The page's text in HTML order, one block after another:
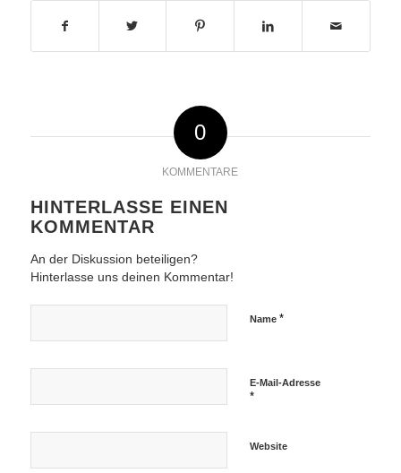
0
KOMMENTARE
HINTERLASSE EINEN
KOMMENTAR
An der Diskussion beteiligen?
Hinterlasse uns deinen Kommentar!
Name *
E-Mail-Adresse
*
Website